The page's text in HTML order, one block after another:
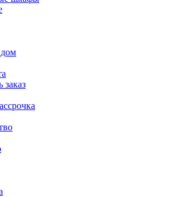
заказ